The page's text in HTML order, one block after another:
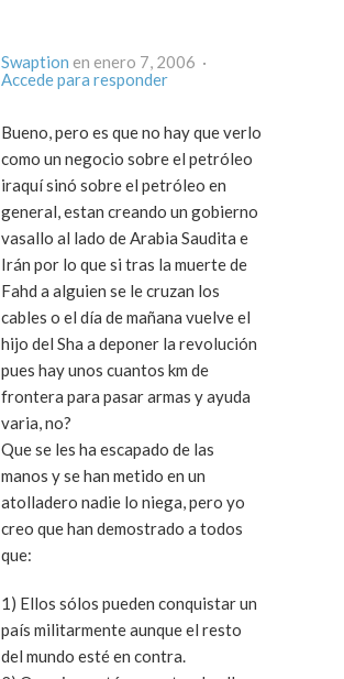
Swaption
en enero 7, 2006 ·
Accede para responder
Bueno, pero es que no hay que verlo
como un negocio sobre el petróleo
iraquí sinó sobre el petróleo en
general, estan creando un gobierno
vasallo al lado de Arabia Saudita e
Irán por lo que si tras la muerte de
Fahd a alguien se le cruzan los
cables o el día de mañana vuelve el
hijo del Sha a deponer la revolución
pues hay unos cuantos km de
frontera para pasar armas y ayuda
varia, no?
Que se les ha escapado de las
manos y se han metido en un
atolladero nadie lo niega, pero yo
creo que han demostrado a todos
que:
1) Ellos sólos pueden conquistar un
país militarmente aunque el resto
del mundo esté en contra.